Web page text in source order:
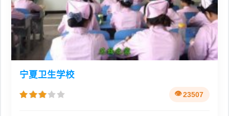
宁夏卫生学校
23507